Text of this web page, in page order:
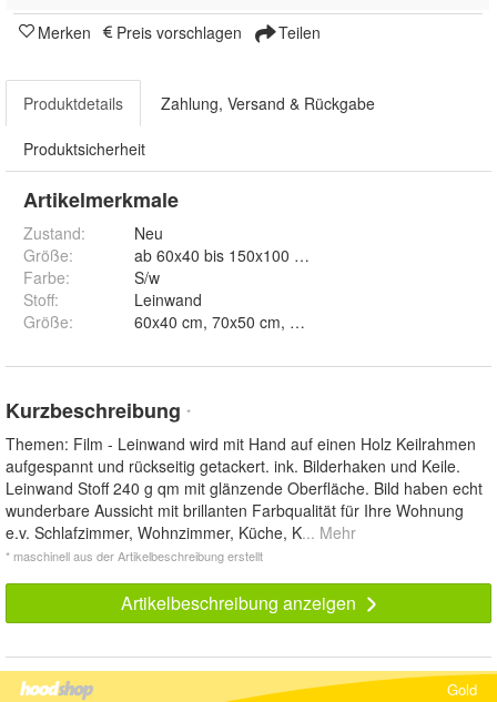
Merken Preis vorschlagen Teilen
Produktdetails Zahlung, Versand & Rückgabe
Produktsicherheit
Artikelmerkmale
Zustand:
Neu
Größe:
ab 60x40 bis 150x100 cm
Farbe:
S/w
Stoff:
Leinwand
Größe:
Kurzbeschreibung *
Themen: Film - Leinwand wird mit Hand auf einen Holz Keilrahmen
aufgespannt und rückseitig getackert. ink. Bilderhaken und Keile.
Leinwand Stoff 240 g qm mit glänzende Oberfläche. Bild haben echt
wunderbare Aussicht mit brillanten Farbqualität für Ihre Wohnung
e.v. Schlafzimmer, Wohnzimmer, Küche, K... Mehr
* maschinell aus der Artikelbeschreibung erstellt
Artikelbeschreibung anzeigen
Gold